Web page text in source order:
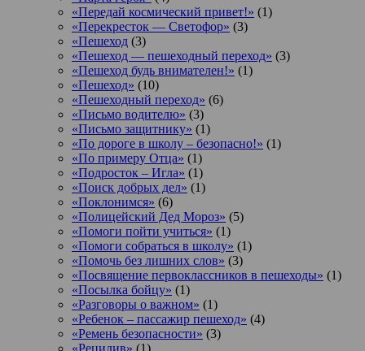
«Передай космический привет!» (1)
«Перекресток — Светофор» (3)
«Пешеход (3)
«Пешеход — пешеходный переход» (3)
«Пешеход будь внимателен!» (1)
«Пешеход» (10)
«Пешеходный переход» (6)
«Письмо водителю» (3)
«Письмо защитнику» (1)
«По дороге в школу – безопасно!» (1)
«По примеру Отца» (1)
«Подросток ‒ Игла» (1)
«Поиск добрых дел» (1)
«Поклонимся» (6)
«Полицейский Дед Мороз» (5)
«Помоги пойти учиться» (1)
«Помоги собраться в школу» (1)
«Помочь без лишних слов» (3)
«Посвящение первоклассников в пешеходы» (1)
«Посылка бойцу» (1)
«Разговоры о важном» (1)
«Ребенок – пассажир пешеход» (4)
«Ремень безопасности» (3)
«Рецидив» (1)